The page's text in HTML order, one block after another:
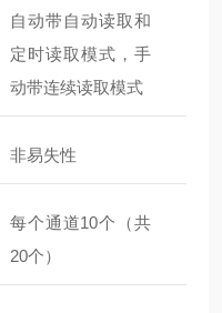
自动带自动读取和
定时读取模式，手
动带连续读取模式
非易失性
每个通道10个（共
20个）